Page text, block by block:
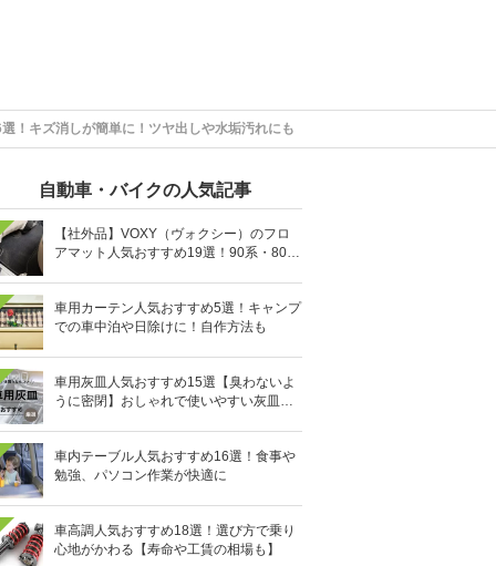
！キズ消しが簡単に！ツヤ出しや水垢汚れにも
自動車・バイクの人気記事
【社外品】VOXY（ヴォクシー）のフロ
アマット人気おすすめ19選！90系・80
車用カーテン人気おすすめ5選！キャンプ
での車中泊や日除けに！自作方法も
車用灰皿人気おすすめ15選【臭わないよ
うに密閉】おしゃれで使いやすい灰皿を
車内テーブル人気おすすめ16選！食事や
勉強、パソコン作業が快適に
車高調人気おすすめ18選！選び方で乗り
心地がかわる【寿命や工賃の相場も】